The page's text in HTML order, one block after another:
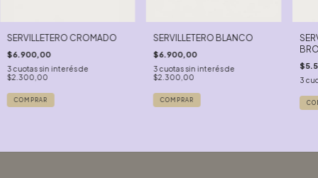
SERVILLETERO CROMADO
$6.900,00
3 cuotas sin interés de
$2.300,00
SERVILLETERO BLANCO
$6.900,00
3 cuotas sin interés de
$2.300,00
3